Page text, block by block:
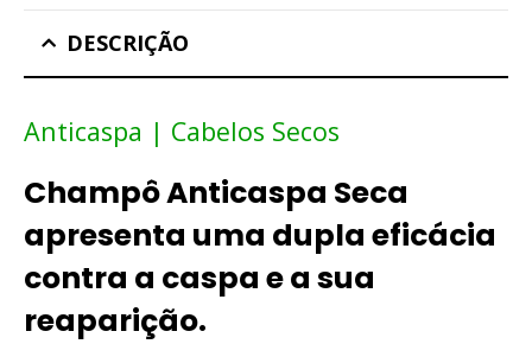
DESCRIÇÃO
Anticaspa | Cabelos Secos
Champô Anticaspa Seca
apresenta uma dupla eficácia
contra a caspa e a sua
reaparição.